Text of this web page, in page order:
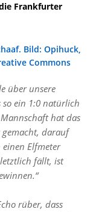
Frankfurter
über unsere
ein 1:0 natürlich
hat das
gemacht, darauf
Elfmeter
letztlich fällt, ist
rüber, dass